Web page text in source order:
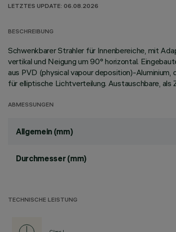
LETZTES UPDATE: 06.08.2026
BESCHREIBUNG
Schwenkbarer Strahler für Innenbereiche, mit
vertikal und Neigung um 90° horizontal.
aus PVD (physical vapour deposition)-
für elliptische Lichtverteilung. Austauschbare,
ABMESSUNGEN
Allgemein (mm)
Durchmesser (mm)
TECHNISCHE LEISTUNG